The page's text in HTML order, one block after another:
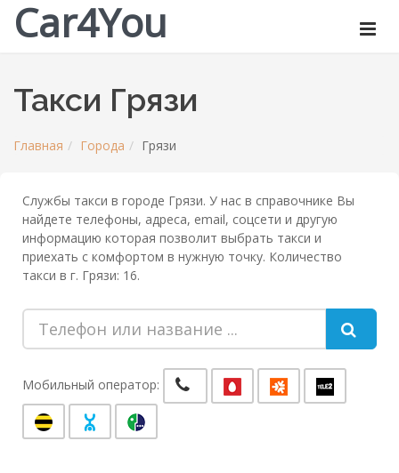
Car4You
Такси Грязи
Главная Города Грязи
Службы такси в городе Грязи. У нас в справочнике Вы
найдете телефоны, адреса, email, соцсети и другую
информацию которая позволит выбрать такси и
приехать с комфортом в нужную точку. Количество
такси в г. Грязи: 16.
Мобильный оператор: